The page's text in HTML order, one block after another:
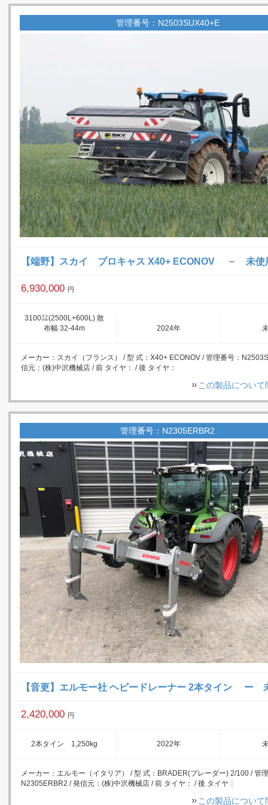
管理番号：N2503SUX40+E
【端野】スカイ ブロキャス X40+ ECONOV － 未使
6,930,000 円
3100㍑(2500L+600L) 散
布幅 32-44m
2024年
メーカー：スカイ（フランス） / 型 式：X40+ ECONOV / 管理番号：
信元：(株)中沢機械店 / 前 タイヤ： / 後 タイヤ：
この製品につい
管理番号：N2305ERBR2
【音更】エルモー社 ヘビードレーナー 2本タイン ー
2,420,000 円
2本タイン 1,250kg 2022年
メーカー：エルモー（イタリア） / 型 式：BRADER(ブレーダー) 2/100 / 管
N2305ERBR2 / 発信元：(株)中沢機械店 / 前 タイヤ： / 後 タイヤ：
この製品について